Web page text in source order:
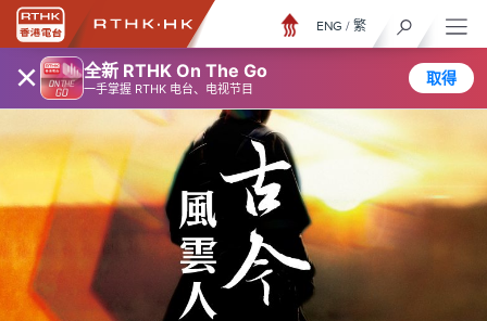
× 全新 RTHK On The Go
一手掌握 RTHK 电台、电视节目
取得
ENG / 繁